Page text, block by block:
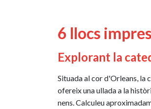
6 llocs
Explorant la
Situada al cor d'Orleans, la
ofereix una ullada a la
nens. Calculeu